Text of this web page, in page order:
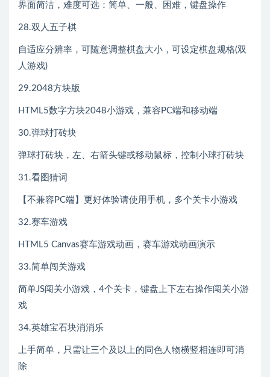
界面简洁，难度可选：简单、一般、困难，键盘操作
28.双人五子棋
自适应分辨率，可随意调整棋盘大小，可设定棋盘规格(双
人游戏)
29.2048方块版
HTML5数字方块2048小游戏，兼容PC端和移动端
30.弹球打砖块
弹球打砖块，左、右箭头键或移动鼠标，控制小球打砖块
31.看图猜词
【不兼容PC端】更好体验请使用手机，多个关卡小游戏
32.赛车游戏
HTML5 Canvas赛车游戏动画，赛车游戏动画演示
33.简单闯关游戏
简单JS闯关小游戏，4个关卡，键盘上下左右操作闯关小游
戏
34.英雄宝石块消消乐
上手简单，只需让三个及以上的同色人物横竖相连即可消
除